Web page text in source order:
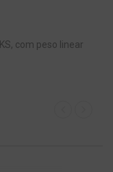
com peso linear